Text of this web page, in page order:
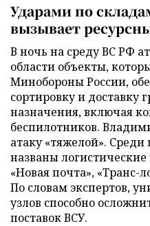
Ударами по
вызывает
В ночь на среду ВС РФ
области объекты,
Минобороны России,
сортировку и доставку
назначения, включая
беспилотников.
атаку «тяжелой».
названы
«Новая почта», «Транс-
По словам экспертов,
узлов способно
поставок ВСУ.